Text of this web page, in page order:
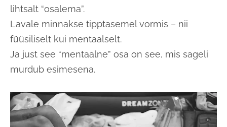
lihtsalt “osalema”.
Lavale minnakse tipptasemel vormis – nii
füüsiliselt kui mentaalselt.
Ja just see “mentaalne” osa on see, mis sageli
murdub esimesena.